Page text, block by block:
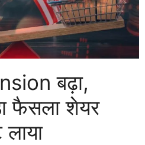
बढ़ा,
फैसला शेयर
लाया